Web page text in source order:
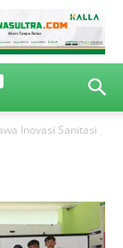
Inovasi Sanitasi